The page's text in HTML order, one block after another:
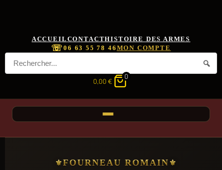
ACCUEIL CONTACTHISTOIRE DES ARMES
☏06 63 55 78 46 MON COMPTE
0,00 €
0
FOURNEAU ROMAIN